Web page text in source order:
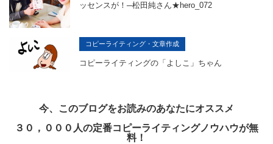
ッセンスが！─松田純さん★hero_072
コピーライティング・文章作成
コピーライティングの「よしこ」ちゃん
今、このブログをお読みのあなたにオススメ
３０，０００人の定番コピーライティングノウハウが無
料！